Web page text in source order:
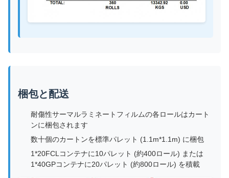
梱包と配送
耐傷性サーマルラミネートフィルムの各ロールはカート
ンに梱包されます
数十個のカートンを標準パレット (1.1m*1.1m) に梱包
1*20FCLコンテナに10パレット (約400ロール) または
1*40GPコンテナに20パレット (約800ロール) を積載